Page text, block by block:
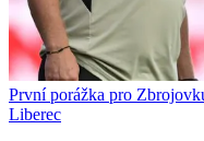
První porážka pro
Liberec